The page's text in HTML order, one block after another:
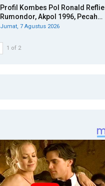
Profil Kombes Pol Ronald Reflie
Rumondor, Akpol 1996, Pecah…
Jumat, 7 Agustus 2026
1 of 2